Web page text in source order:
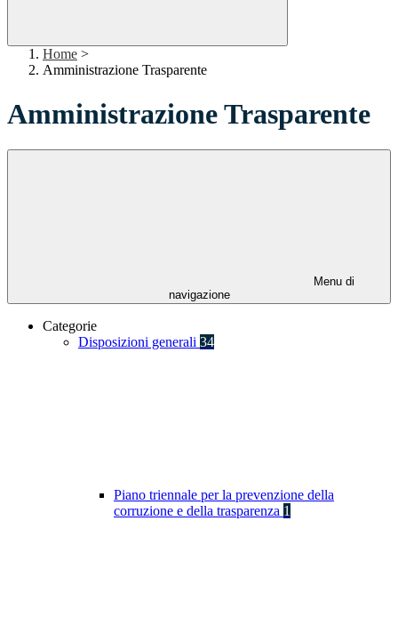
Home >
Amministrazione Trasparente
Amministrazione Trasparente
Menu di
navigazione
Categorie
Disposizioni generali 34
Piano triennale per la prevenzione della
corruzione e della trasparenza 1